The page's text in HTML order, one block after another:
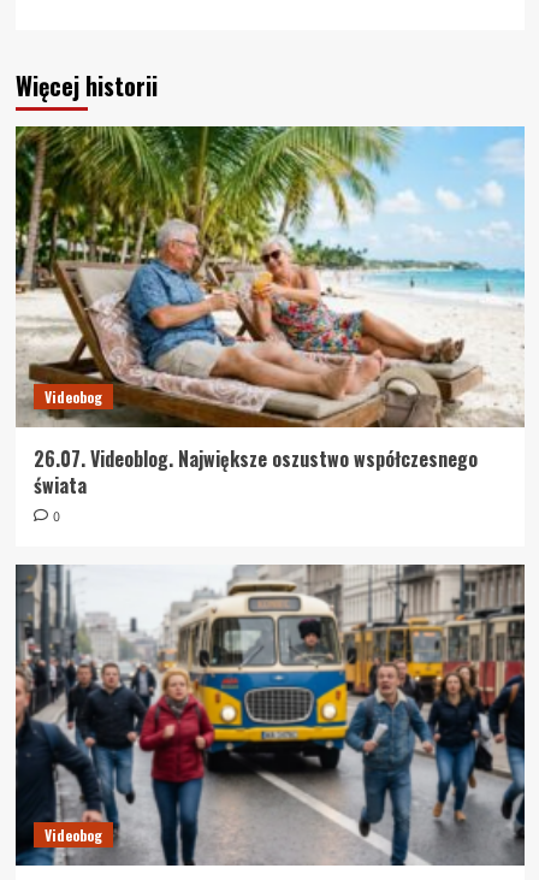
Więcej historii
Videobog
26.07. Videoblog. Największe oszustwo współczesnego
świata
0
Videobog